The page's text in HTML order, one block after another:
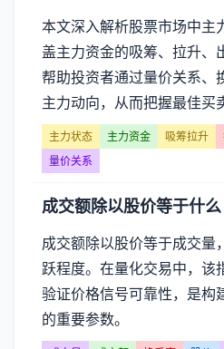
本文深入解析股票市场中主
盖主力资金的吸筹、拉升、
帮助投资者通过量价关系、
主力动向，从而把握最佳买
主力状态 主力资金 吸筹拉升
量价关系
成交额除以股价等于什么
成交额除以股价等于成交量
跃程度。在量化交易中，该
验证价格信号可靠性，是构
的重要参数。